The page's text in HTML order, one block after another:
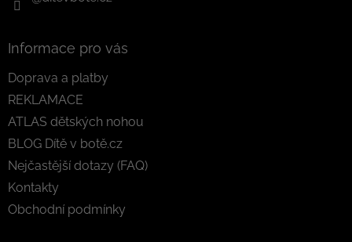
Informace pro vás
Doprava a platby
REKLAMACE
ATLAS dětských nohou
BLOG Dítě v botě.cz
Nejčastější dotazy (FAQ)
Kontakty
Obchodní podmínky